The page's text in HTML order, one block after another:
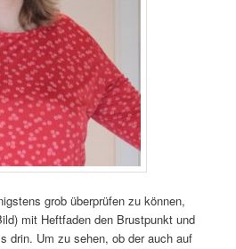
grob überprüfen zu können,
mit Heftfaden den Brustpunkt und
drin. Um zu sehen, ob der auch auf